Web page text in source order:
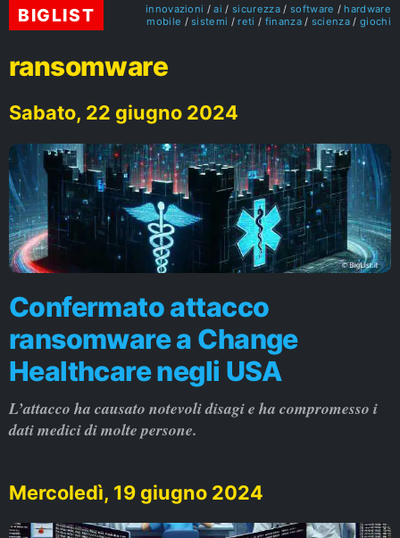
BIGLIST innovazioni ai sicurezza software
hardware
mobile
sistemi reti finanza scienza giochi
ransomware
Sabato, 22 giugno 2024
Confermato attacco
ransomware a Change
Healthcare negli USA
L’attacco ha causato notevoli disagi e ha compromesso i
dati medici di molte persone.
Mercoledì, 19 giugno 2024